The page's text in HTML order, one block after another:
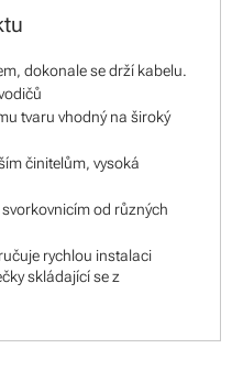
dokonale se drží kabelu.
tvaru vhodný na široký
činitelům, vysoká
od různých
rychlou instalaci
skládající se z